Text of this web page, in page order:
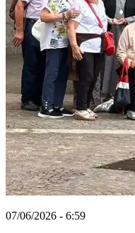
07/06/2026 - 6:59